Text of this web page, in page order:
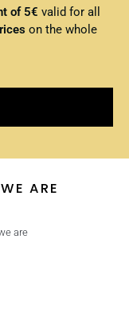
of 5€ valid for all
on the whole
ARE
are